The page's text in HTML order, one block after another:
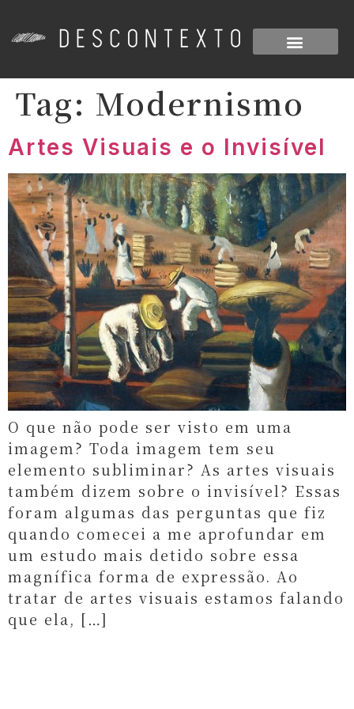
Tag: Modernismo
Artes Visuais e o Invisível
O que não pode ser visto em uma
imagem? Toda imagem tem seu
elemento subliminar? As artes visuais
também dizem sobre o invisível? Essas
foram algumas das perguntas que fiz
quando comecei a me aprofundar em
um estudo mais detido sobre essa
magnífica forma de expressão. Ao
tratar de artes visuais estamos falando
que ela, […]